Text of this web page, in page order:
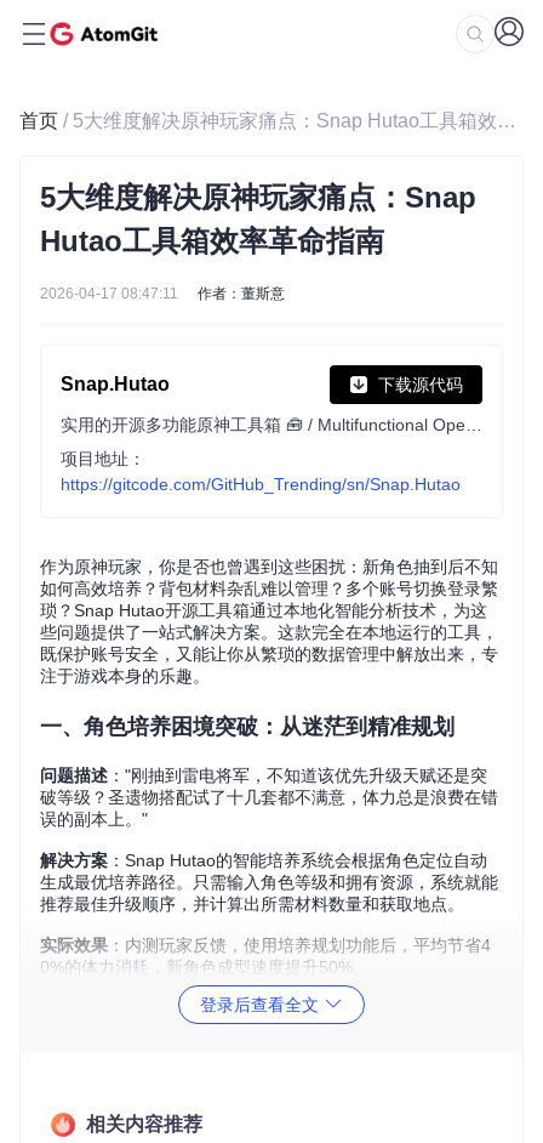
首页 / 5大维度解决原神玩家痛点：Snap Hutao工具箱效率革命指南
5大维度解决原神玩家痛点：Snap
Hutao工具箱效率革命指南
2026-04-17 08:47:11 作者：董斯意
Snap.Hutao 下载源代码
项目地址：
https://gitcode.com/GitHub_Trending/sn/Snap.Hutao
作为原神玩家，你是否也曾遇到这些困扰：新角色抽到后不知
如何高效培养？背包材料杂乱难以管理？多个账号切换登录繁
琐？Snap Hutao开源工具箱通过本地化智能分析技术，为这
些问题提供了一站式解决方案。这款完全在本地运行的工具，
既保护账号安全，又能让你从繁琐的数据管理中解放出来，专
注于游戏本身的乐趣。
一、角色培养困境突破：从迷茫到精准规划
问题描述 ："刚抽到雷电将军，不知道该优先升级天赋还是突
破等级？圣遗物搭配试了十几套都不满意，体力总是浪费在错
误的副本上。"
解决方案 ：Snap Hutao的智能培养系统会根据角色定位自动
生成最优培养路径。只需输入角色等级和拥有资源，系统就能
推荐最佳升级顺序，并计算出所需材料数量和获取地点。
实际效果 ：内测玩家反馈，使用培养规划功能后，平均节省4
0%的体力消耗，新角色成型速度提升50%。
nap Hutao不仅告诉我要先突破到80级，还推荐了'魔女套'的最
佳获取路线，甚至计算出每天需要刷多少次副本。一周后我的
登录后查看全文
相关内容推荐